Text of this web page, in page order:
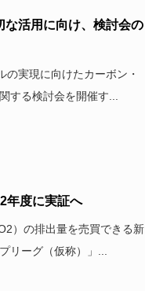
活用に向け、検討会の
実現に向けたカーボン・
する検討会を開催す...
年度に実証へ
）の排出量を売買できる新
リーグ（仮称）」...